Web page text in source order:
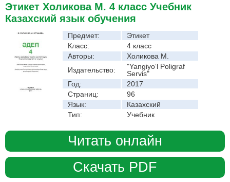
Этикет Холикова М. 4 класс Учебник
Казахский язык обучения
Предмет:
Этикет
Класс:
4 класс
Авторы:
Холикова М.
Издательство:
"Yangiyo‘l Poligraf
Servis"
Год:
2017
Страниц:
96
Язык:
Казахский
Тип:
Учебник
Читать онлайн
Скачать PDF